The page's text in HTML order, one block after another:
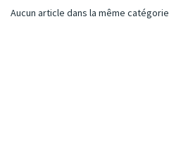
Aucun article dans la même catégorie